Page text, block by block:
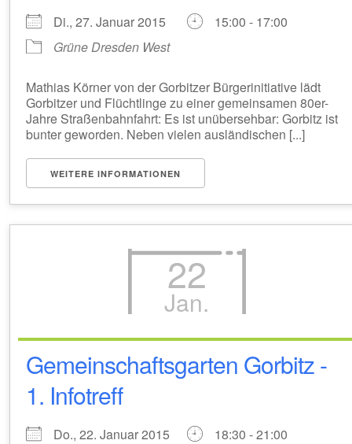
Di., 27. Januar 2015
15:00 - 17:00
Grüne Dresden West
Mathias Körner von der Gorbitzer Bürgerinitiative lädt
Gorbitzer und Flüchtlinge zu einer gemeinsamen 80er-
Jahre Straßenbahnfahrt: Es ist unübersehbar: Gorbitz ist
bunter geworden. Neben vielen ausländischen [...]
WEITERE INFORMATIONEN
22
Jan.
Gemeinschaftsgarten Gorbitz -
1. Infotreff
Do., 22. Januar 2015
18:30 - 21:00